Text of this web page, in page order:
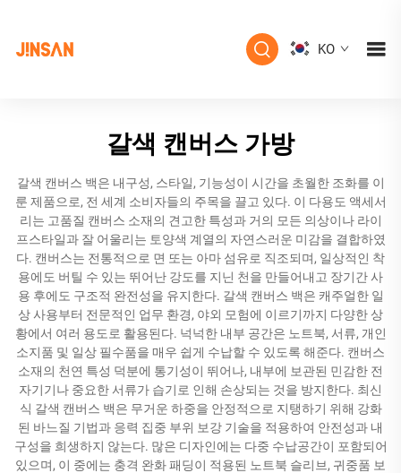
KO
갈색 캔버스 가방
갈색 캔버스 백은 내구성, 스타일, 기능성이 시간을 초월한 조화를 이
룬 제품으로, 전 세계 소비자들의 주목을 끌고 있다. 이 다용도 액세서
리는 고품질 캔버스 소재의 견고한 특성과 거의 모든 의상이나 라이
프스타일과 잘 어울리는 토양색 계열의 자연스러운 미감을 결합하였
다. 캔버스는 전통적으로 면 또는 아마 섬유로 직조되며, 일상적인 착
용에도 버틸 수 있는 뛰어난 강도를 지닌 천을 만들어내고 장기간 사
용 후에도 구조적 완전성을 유지한다. 갈색 캔버스 백은 캐주얼한 일
상 사용부터 전문적인 업무 환경, 야외 모험에 이르기까지 다양한 상
황에서 여러 용도로 활용된다. 넉넉한 내부 공간은 노트북, 서류, 개인
소지품 및 일상 필수품을 매우 쉽게 수납할 수 있도록 해준다. 캔버스
소재의 천연 특성 덕분에 통기성이 뛰어나, 내부에 보관된 민감한 전
자기기나 중요한 서류가 습기로 인해 손상되는 것을 방지한다. 최신
식 갈색 캔버스 백은 무거운 하중을 안정적으로 지탱하기 위해 강화
된 바느질 기법과 응력 집중 부위 보강 기술을 적용하여 안전성과 내
구성을 희생하지 않는다. 많은 디자인에는 다중 수납공간이 포함되어
있으며, 이 중에는 충격 완화 패딩이 적용된 노트북 슬리브, 귀중품 보